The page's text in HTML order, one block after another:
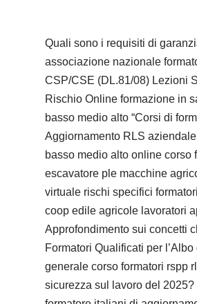
Quali sono i requisiti di
associazione nazionale
CSP/CSE (DL.81/08) Lezioni
Rischio Online formazione in
basso medio alto “Corsi di
Aggiornamento RLS
basso medio alto online corso
escavatore ple macchine
virtuale rischi specifici
coop edile agricole lavoratori
Approfondimento sui concetti
Formatori Qualificati per
generale corso formatori rspp
sicurezza sul lavoro del